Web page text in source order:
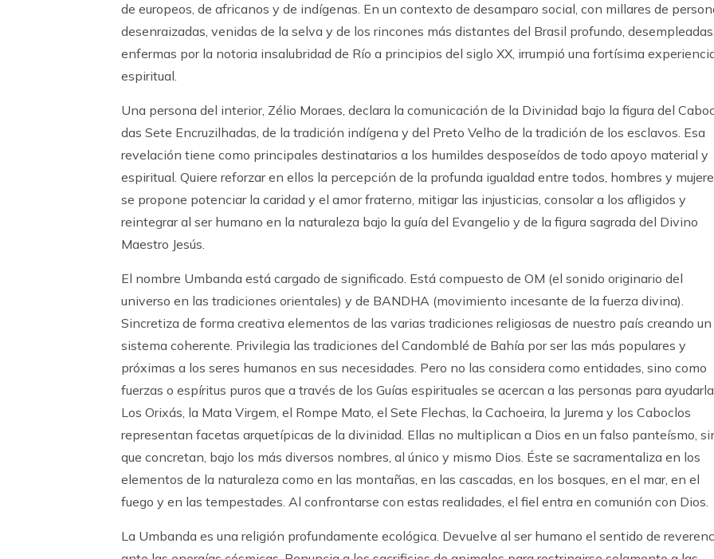
de europeos, de africanos y de indígenas. En un contexto de desamparo social, con millares de
desenraizadas, venidas de la selva y de los rincones más distantes del Brasil profundo, desempleadas,
enfermas por la notoria insalubridad de Río a principios del siglo XX, irrumpió una fortísima
espiritual.
Una persona del interior, Zélio Moraes, declara la comunicación de la Divinidad bajo la figura del
das Sete Encruzilhadas, de la tradición indígena y del Preto Velho de la tradición de los esclavos. Esa
revelación tiene como principales destinatarios a los humildes desposeídos de todo apoyo material y
espiritual. Quiere reforzar en ellos la percepción de la profunda igualdad entre todos, hombres y
se propone potenciar la caridad y el amor fraterno, mitigar las injusticias, consolar a los afligidos y
reintegrar al ser humano en la naturaleza bajo la guía del Evangelio y de la figura sagrada del Divino
Maestro Jesús.
El nombre Umbanda está cargado de significado. Está compuesto de OM (el sonido originario del
universo en las tradiciones orientales) y de BANDHA (movimiento incesante de la fuerza divina).
Sincretiza de forma creativa elementos de las varias tradiciones religiosas de nuestro país creando un
sistema coherente. Privilegia las tradiciones del Candomblé de Bahía por ser las más populares y
próximas a los seres humanos en sus necesidades. Pero no las considera como entidades, sino como
fuerzas o espíritus puros que a través de los Guías espirituales se acercan a las personas para
Los Orixás, la Mata Virgem, el Rompe Mato, el Sete Flechas, la Cachoeira, la Jurema y los Caboclos
representan facetas arquetípicas de la divinidad. Ellas no multiplican a Dios en un falso panteísmo,
que concretan, bajo los más diversos nombres, al único y mismo Dios. Éste se sacramentaliza en los
elementos de la naturaleza como en las montañas, en las cascadas, en los bosques, en el mar, en el
fuego y en las tempestades. Al confrontarse con estas realidades, el fiel entra en comunión con Dios.
La Umbanda es una religión profundamente ecológica. Devuelve al ser humano el sentido de